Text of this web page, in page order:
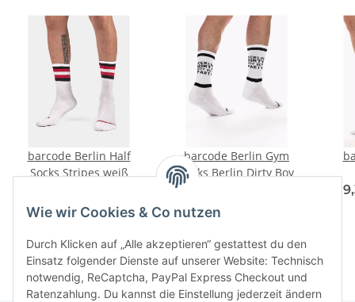
Wie wir Cookies & Co nutzen
Durch Klicken auf „Alle akzeptieren“ gestattest du den
Einsatz folgender Dienste auf unserer Website: Technisch
notwendig, ReCaptcha, PayPal Express Checkout und
Ratenzahlung. Du kannst die Einstellung jederzeit ändern
barcode Berlin Half
Socks Stripes weiß
barcode Berlin Gym
Socks Berlin Dirty Boy